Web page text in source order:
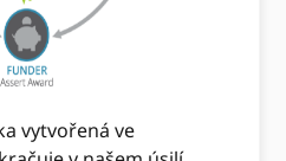
vytvořená ve